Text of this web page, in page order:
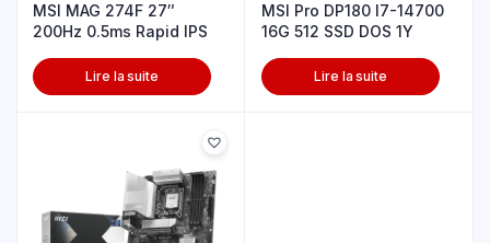
MSI MAG 274F 27″
200Hz 0.5ms Rapid IPS
Lire la suite
MSI Pro DP180 I7-14700
16G 512 SSD DOS 1Y
Lire la suite